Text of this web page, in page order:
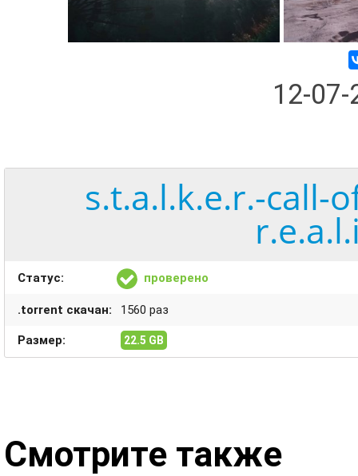
12-
s.t.a.l.k.e.r.-call-
Статус: проверено
.torrent скачан: 1560 раз
Размер: 22.5 GB
Смотрите также